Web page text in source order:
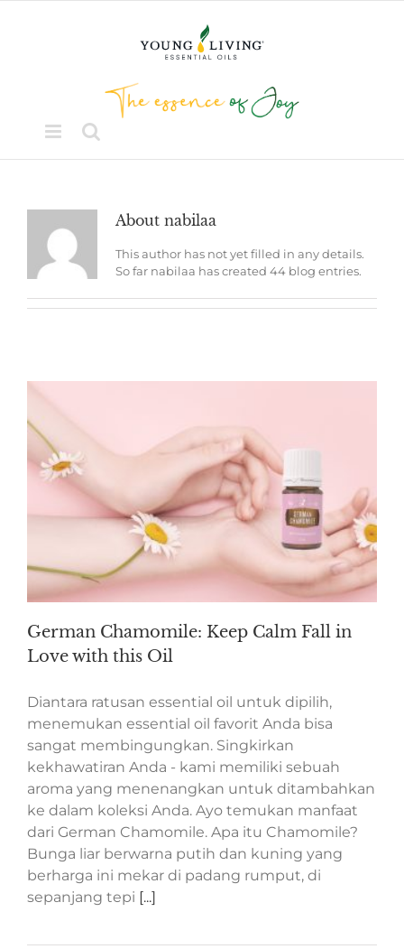
About nabilaa
This author has not yet filled in any details.
So far nabilaa has created 44 blog entries.
German Chamomile: Keep Calm Fall in
Love with this Oil
Diantara ratusan essential oil untuk dipilih,
menemukan essential oil favorit Anda bisa
sangat membingungkan. Singkirkan
kekhawatiran Anda - kami memiliki sebuah
aroma yang menenangkan untuk ditambahkan
ke dalam koleksi Anda. Ayo temukan manfaat
dari German Chamomile. Apa itu Chamomile?
Bunga liar berwarna putih dan kuning yang
berharga ini mekar di padang rumput, di
sepanjang tepi [...]